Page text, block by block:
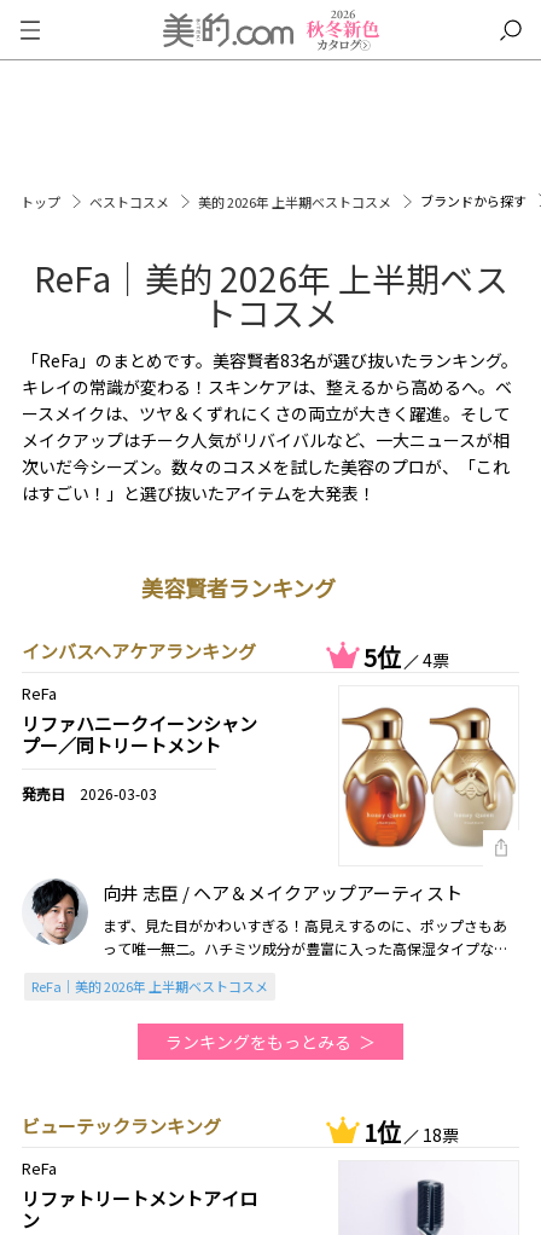
トップ ベストコスメ 美的 2026年 上半期ベストコスメ ブランドから探す
ReFa｜美的 2026年 上半期ベス
トコスメ
「ReFa」のまとめです。美容賢者83名が選び抜いたランキング。
キレイの常識が変わる！スキンケアは、整えるから高めるへ。ベ
ースメイクは、ツヤ＆くずれにくさの両立が大きく躍進。そして
メイクアップはチーク人気がリバイバルなど、一大ニュースが相
次いだ今シーズン。数々のコスメを試した美容のプロが、「これ
はすごい！」と選び抜いたアイテムを大発表！
美容賢者ランキング
インバスヘアケアランキング 5位 4票
ReFa
リファハニークイーンシャン
プー／同トリートメント
2026-03-03
向井 志臣 / ヘア＆メイクアップアーティスト
まず、見た目がかわいすぎる！高見えするのに、ポップさもあ
って唯一無二。ハチミツ成分が豊富に入った高保湿タイプなの
ReFa｜美的 2026年 上半期ベストコスメ
ランキングをもっとみる
ビューテックランキング 1位 18票
ReFa
リファトリートメントアイロ
ン